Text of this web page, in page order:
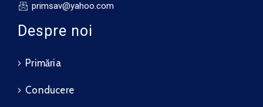
primsav@yahoo.com
Despre noi
Primăria
Conducere